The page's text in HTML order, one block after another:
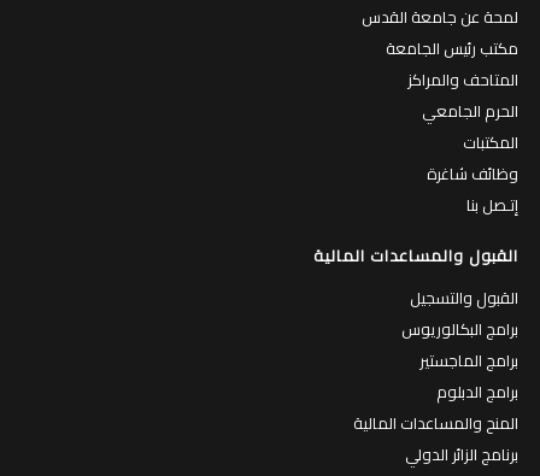
لمحة عن جامعة القدس
مكتب رئيس الجامعة
المتاحف والمراكز
الحرم الجامعي
المكتبات
وظائف شاغرة
إتـصل بنا
القبول والمساعدات المالية
القبول والتسجيل
برامج البكالوريوس
برامج الماجستير
برامج الدبلوم
المنح والمساعدات المالية
برنامج الزائر الدولي